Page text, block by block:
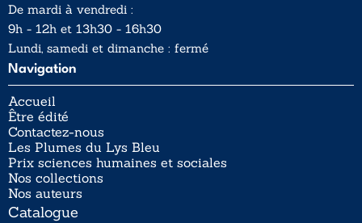
De mardi à vendredi :
9h - 12h et 13h30 - 16h30
Lundi, samedi et dimanche : fermé
Navigation
Accueil
Être édité
Contactez-nous
Les Plumes du Lys Bleu
Prix sciences humaines et sociales
Nos collections
Nos auteurs
Catalogue